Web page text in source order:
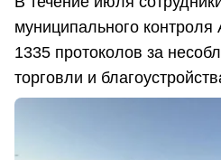
муниципального
1335 протоколов за
торговли и